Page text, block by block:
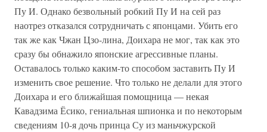
Пу И. Однако безвольный робкий Пу И на сей раз
наотрез отказался сотрудничать с японцами. Убить его
так же как Чжан Цзо-лина, Доихара не мог, так как это
сразу бы обнажило японские агрессивные планы.
Оставалось только каким-то способом заставить Пу И
изменить свое решение. Что только не делали для этого
Доихара и его ближайшая помощница — некая
Кавадзима Ёсико, гениальная шпионка и по некоторым
сведениям 10-я дочь принца Су из маньчжурской